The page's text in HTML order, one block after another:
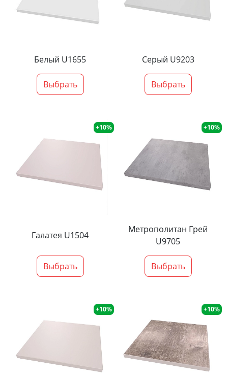
Белый U1655
Выбрать
Серый U9203
Выбрать
+10%
Галатея U1504
Выбрать
+10%
Метрополитан Грей
U9705
Выбрать
+10% +10%